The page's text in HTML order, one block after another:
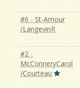
#6 - St-Amour
/LangevinR
#2 -
McConneryCarol
/Courteau